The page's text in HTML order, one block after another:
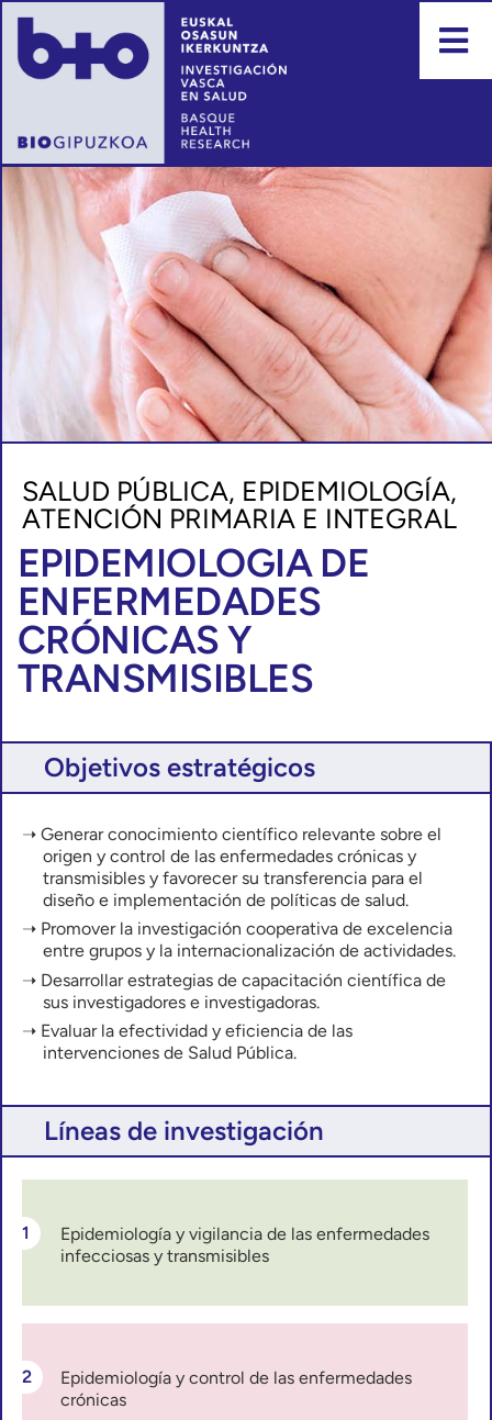
SALUD PÚBLICA, EPIDEMIOLOGÍA,
ATENCIÓN PRIMARIA E INTEGRAL
EPIDEMIOLOGIA DE
ENFERMEDADES
CRÓNICAS Y
TRANSMISIBLES
Objetivos estratégicos
Generar conocimiento científico relevante sobre el
origen y control de las enfermedades crónicas y
transmisibles y favorecer su transferencia para el
diseño e implementación de políticas de salud.
Promover la investigación cooperativa de excelencia
entre grupos y la internacionalización de actividades.
Desarrollar estrategias de capacitación científica de
sus investigadores e investigadoras.
Evaluar la efectividad y eficiencia de las
intervenciones de Salud Pública.
Líneas de investigación
Epidemiología y vigilancia de las enfermedades
infecciosas y transmisibles
Epidemiología y control de las enfermedades
crónicas